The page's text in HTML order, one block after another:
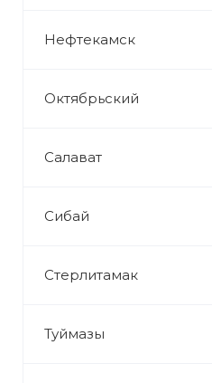
Нефтекамск
Октябрьский
Салават
Сибай
Стерлитамак
Туймазы